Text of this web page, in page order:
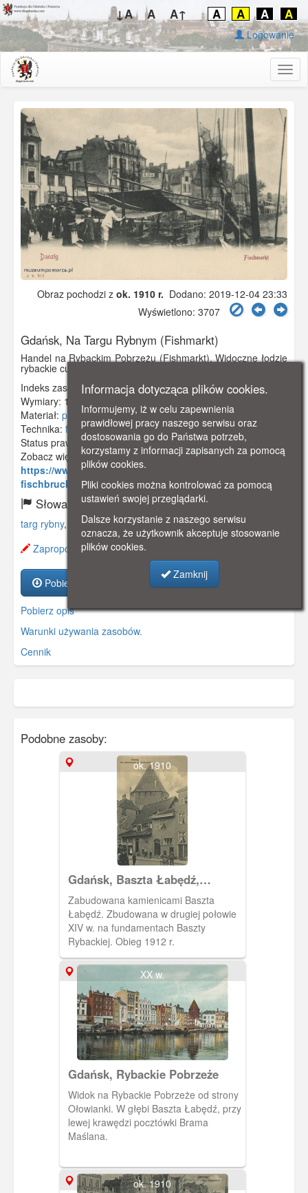
↓A A A↑ A A A A
Logowanie
Obraz pochodzi z ok. 1910 r. Dodano: 2019-12-04 23:33
Wyświetlono: 3707
Gdańsk, Na Targu Rybnym (Fishmarkt)
Handel na Rybackim Pobrzeżu (Fishmarkt). Widoczne łodzie
rybackie cumujące przy Rybackim Pobrzeżu.
Indeks zasobu:GSP02525
Wymiary: 140 x 90 mm
Materiał: pocztówka
Technika: fotografia czarno-biała
Status prawny:Użycie Niekomercyjne
Zobacz więcej:
https://www.gdanskstrefa.com/fischmarkt-czy-
fischbrucke/
Słowa kluczowe:
targ rybny, fishmarkt,łodzie,
Zaproponuj zmianę opisu.
Pobierz zasób
Pobierz opis
Warunki używania zasobów.
Cennik
Podobne zasoby:
ok. 1910
Gdańsk, Baszta Łabędź,
Schwanturm.
Zabudowana kamienicami Baszta
Łabędź. Zbudowana w drugiej połowie
XIV w. na fundamentach Baszty
Rybackiej. Obieg 1912 r.
XX w.
Gdańsk, Rybackie Pobrzeże
Widok na Rybackie Pobrzeże od strony
Ołowianki. W głębi Baszta Łabędź, przy
lewej krawędzi pocztówki Brama
Maślana.
ok. 1910
Informacja dotycząca plików cookies.
Informujemy, iż w celu zapewnienia
prawidłowej pracy naszego serwisu oraz
dostosowania go do Państwa potrzeb,
korzystamy z informacji zapisanych za pomocą
plików cookies.
Pliki cookies można kontrolować za pomocą
ustawień swojej przeglądarki.
Dalsze korzystanie z naszego serwisu
oznacza, że użytkownik akceptuje stosowanie
plików cookies.
Zamknij